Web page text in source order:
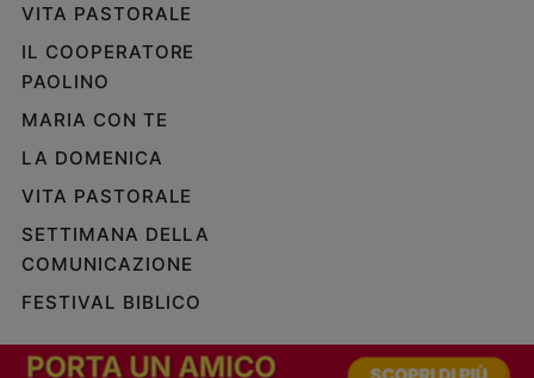
VITA PASTORALE
IL COOPERATORE
PAOLINO
MARIA CON TE
LA DOMENICA
VITA PASTORALE
SETTIMANA DELLA
COMUNICAZIONE
FESTIVAL BIBLICO